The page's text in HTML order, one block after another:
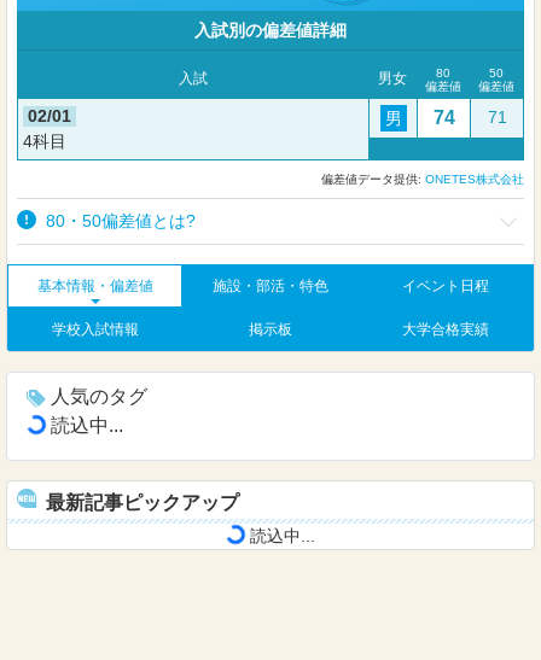
入試別の偏差値詳細
入試 男女
80
偏差値
50
偏差値
02/01
4科目
男 74 71
偏差値データ提供: ONETES株式会社
80・50偏差値とは?
基本情報・偏差値 施設・部活・特色 イベント日程
学校入試情報 掲示板 大学合格実績
人気のタグ
読込中...
最新記事ピックアップ
読込中...